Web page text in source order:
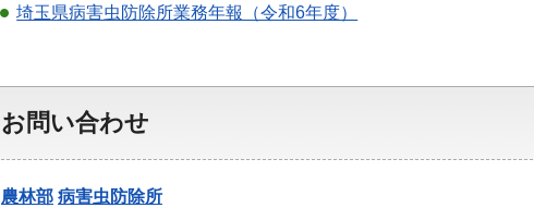
埼玉県病害虫防除所業務年報（令和6年度）
お問い合わせ
農林部 病害虫防除所